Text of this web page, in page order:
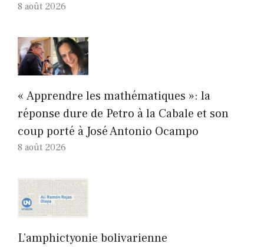
8 août 2026
« Apprendre les mathématiques »: la
réponse dure de Petro à la Cabale et son
coup porté à José Antonio Ocampo
8 août 2026
L’amphictyonie bolivarienne